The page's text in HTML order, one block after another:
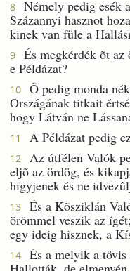
8
Némely pedig esék
Százannyi hasznot
kinek van füle a
9
És megkérdék õt
e Példázat?
10
Õ pedig monda
Országának titkait
hogy Látván ne
11 A Példázat pedig
12
Az útfélen Valók
eljõ az ördög, és
higyjenek és ne
13
És a Kõsziklán
örömmel veszik az
egy ideig hisznek, a
14
És a melyik a